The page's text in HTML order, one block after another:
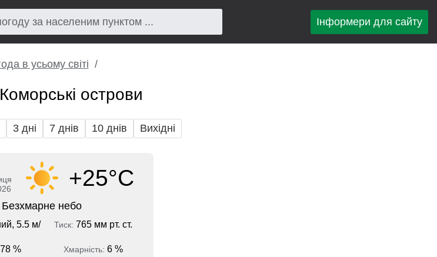
Інформери для сайту
в усьому світі
острови
3 дні 7 днів 10 днів Вихідні
+25°C
Безхмарне небо
5.5 м/
Тиск: 765 мм рт. ст.
78 % Хмарність: 6 %